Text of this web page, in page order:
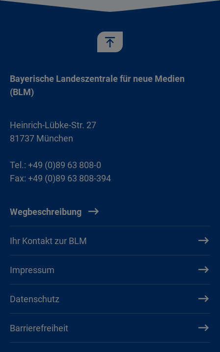
Bayerische Landeszentrale für neue Medien
(BLM)
Heinrich-Lübke-Str. 27
81737 München
Tel.: +49 (0)89 63 808-0
Fax: +49 (0)89 63 808-394
Wegbeschreibung
Ihr Kontakt zur BLM
Impressum
Datenschutz
Barrierefreiheit